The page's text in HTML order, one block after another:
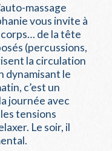
massage
vous invite à
de la tête
(percussions,
la circulation
dynamisant le
c’est un
journée avec
tensions
Le soir, il